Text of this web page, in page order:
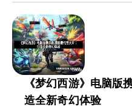
《梦幻西游》电脑版
造全新奇幻体验